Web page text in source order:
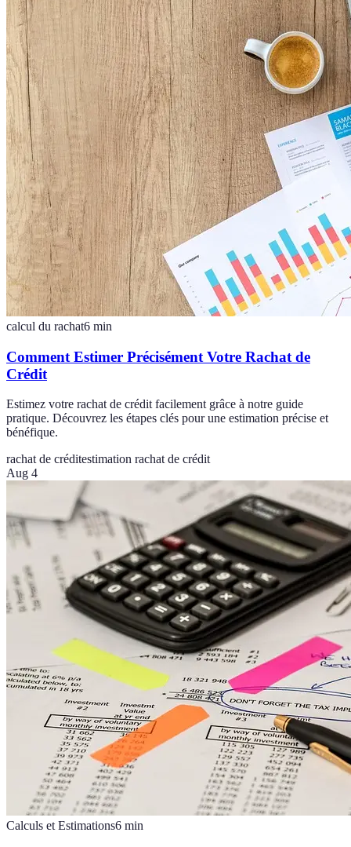
calcul du rachat6 min
Comment Estimer Précisément Votre Rachat de
Crédit
Estimez votre rachat de crédit facilement grâce à notre guide
pratique. Découvrez les étapes clés pour une estimation précise et
bénéfique.
rachat de créditestimation rachat de crédit
Aug 4
Calculs et Estimations6 min